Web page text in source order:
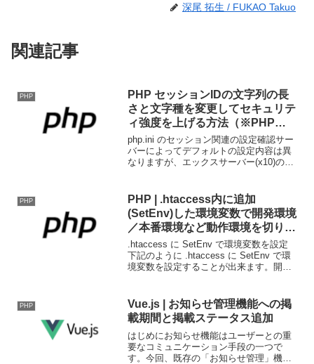
深尾 拓生 / FUKAO Takuo
関連記事
PHP
PHP セッションIDの文字列の長
さと文字種を変更してセキュリテ
ィ強度を上げる方法（※PHP
7.1.0 から利用可能）
php.ini のセッション関連の設定確認サー
バーによってデフォルトの設定内容は異
なりますが、エックスサーバー(x10)の場
す。PHP 7.1.0 か...
PHP
PHP | .htaccess内に追加
(SetEnv)した環境変数で開発環境
／本番環境など動作環境を切り替
える方法
.htaccess に SetEnv で環境変数を設定
下記のように .htaccess に SetEnv で環
境変数を設定することが出来ます。開発
SetEnv A...
PHP
Vue.js | お知らせ管理機能への掲
載期間と掲載ステータス追加
はじめにお知らせ機能はユーザーとの重
要なコミュニケーション手段の一つで
す。今回、既存の「お知らせ管理」機能